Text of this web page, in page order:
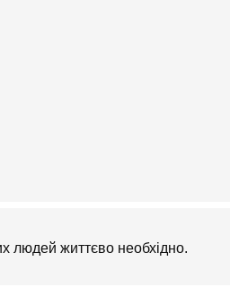
людей життєво необхідно.